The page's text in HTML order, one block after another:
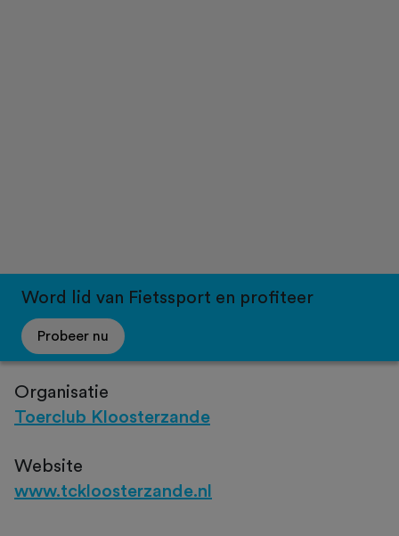
Word lid van Fietssport en profiteer
Probeer nu
Organisatie
Toerclub Kloosterzande
Website
www.tckloosterzande.nl